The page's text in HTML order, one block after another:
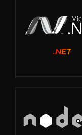
.NET